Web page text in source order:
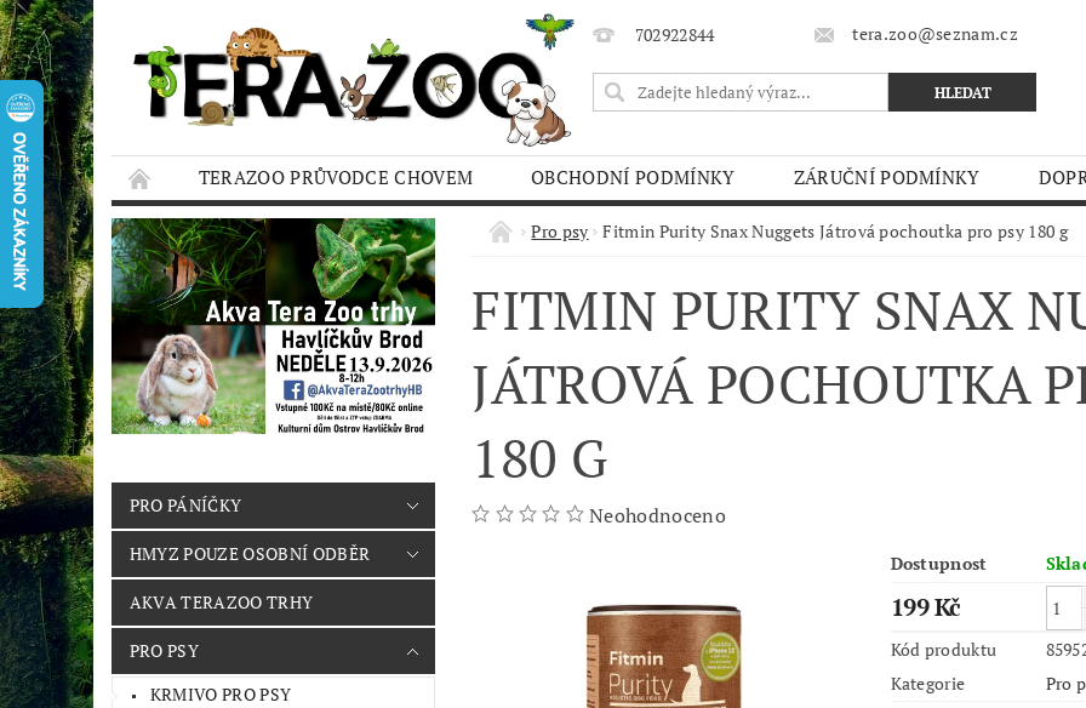
702922844 tera.zoo@seznam.cz
TERAZOO PRŮVODCE CHOVEM OBCHODNÍ PODMÍNKY ZÁRUČNÍ PODMÍNKY
HODNOCENÍ OBCHODU
AQUA TERAZOO TRHY
PRO PÁNÍČKY
HMYZ POUZE OSOBNÍ ODBĚR
AKVA TERAZOO TRHY
PRO PSY
KRMIVO PRO PSY
Pro psy Fitmin Purity Snax Nuggets Játrová pochoutka pro psy 180 g
FITMIN PURITY SNAX
JÁTROVÁ POCHOUTKA
180 G
Neohodnoceno
Dostupnost
199 Kč
Kód produktu
Kategorie
Pro